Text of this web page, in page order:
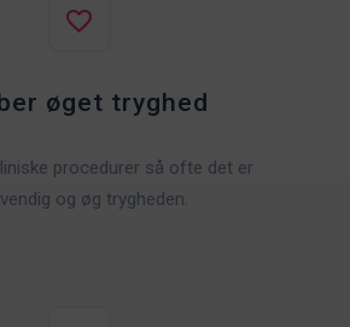
øget tryghed
procedurer så ofte det er
og øg trygheden.